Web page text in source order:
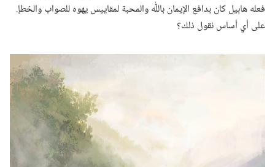
فعله هابيل كان بدافع الإيمان باللّٰه والمحبة لمقاييس يهوه للصواب والخطإ.‏
على أي أساس نقول ذلك؟‏